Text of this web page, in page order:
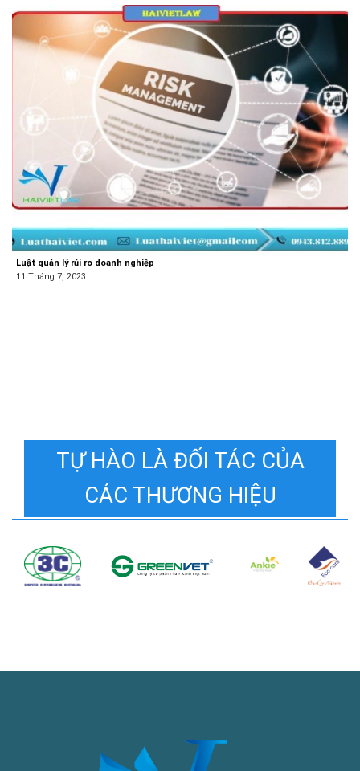
Luật quản lý rủi ro doanh nghiệp
11 Tháng 7, 2023
TỰ HÀO LÀ ĐỐI TÁC CỦA
CÁC THƯƠNG HIỆU